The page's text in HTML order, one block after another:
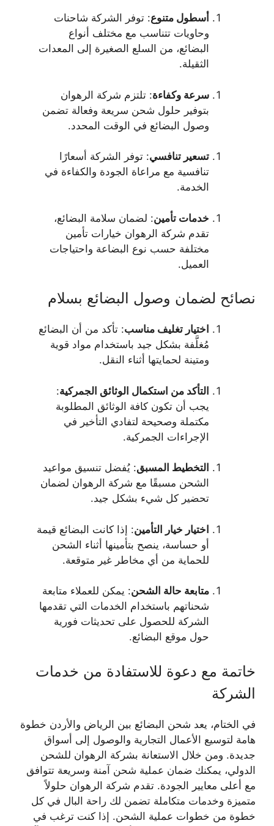
أسطول متنوع: توفر الشركة شاحنات
وحاويات تتناسب مع مختلف أنواع
البضائع، من السلع الصغيرة إلى المعدات
الثقيلة.
سرعة وكفاءة: تلتزم شركة الرهوان
بتوفير حلول شحن سريعة وفعالة تضمن
وصول البضائع في الوقت المحدد.
تسعير تنافسي: توفر الشركة أسعارًا
تنافسية مع مراعاة الجودة والكفاءة في
الخدمة.
خدمات تأمين: لضمان سلامة البضائع،
تقدم شركة الرهوان خيارات تأمين
مختلفة حسب نوع البضاعة واحتياجات
العميل.
نصائح لضمان وصول البضائع بسلام
اختيار تغليف مناسب: تأكد من أن البضائع
مُغلَّفة بشكل جيد باستخدام مواد قوية
ومتينة لحمايتها أثناء النقل.
التأكد من استكمال الوثائق الجمركية:
يجب أن تكون كافة الوثائق المطلوبة
مكتملة وصحيحة لتفادي التأخير في
الإجراءات الجمركية.
التخطيط المسبق: يُفضل تنسيق مواعيد
الشحن مسبقًا مع شركة الرهوان لضمان
تحضير كل شيء بشكل جيد.
اختيار خيار التأمين: إذا كانت البضائع قيمة
أو حساسة، ينصح بتأمينها أثناء الشحن
للحماية من أي مخاطر غير متوقعة.
متابعة حالة الشحن: يمكن للعملاء متابعة
شحناتهم باستخدام الخدمات التي تقدمها
الشركة للحصول على تحديثات فورية
حول موقع البضائع.
خاتمة مع دعوة للاستفادة من خدمات
الشركة
في الختام، يعد شحن البضائع بين الرياض والأردن خطوة
هامة لتوسيع الأعمال التجارية والوصول إلى أسواق
جديدة. ومن خلال الاستعانة بشركة الرهوان للشحن
الدولي، يمكنك ضمان عملية شحن آمنة وسريعة تتوافق
مع أعلى معايير الجودة. تقدم شركة الرهوان حلولاً
متميزة وخدمات متكاملة تضمن لك راحة البال في كل
خطوة من خطوات عملية الشحن. إذا كنت ترغب في